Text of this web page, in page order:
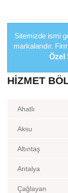
Sitemizde ismi
markalarıdır.
Özel
HIZMET
Ahatlı
Aksu
Altıntaş
Antalya
Çağlayan